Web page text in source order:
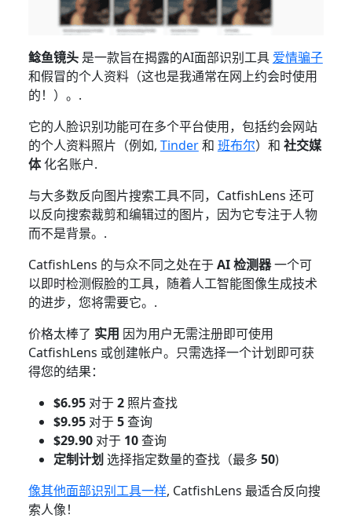
鲶鱼镜头 是一款旨在揭露的AI面部识别工具 爱情骗子
和假冒的个人资料（这也是我通常在网上约会时使用
的！）。.
它的人脸识别功能可在多个平台使用，包括约会网站
的个人资料照片（例如, Tinder和 班布尔）和 社交媒
体化名账户.
与大多数反向图片搜索工具不同，CatfishLens 还可
以反向搜索裁剪和编辑过的图片，因为它专注于人物
而不是背景。.
CatfishLens 的与众不同之处在于AI 检测器一个可
以即时检测假脸的工具，随着人工智能图像生成技术
的进步，您将需要它。.
价格太棒了 实用 因为用户无需注册即可使用
CatfishLens 或创建帐户。只需选择一个计划即可获
得您的结果：
$6.95对于2照片查找
$9.95 对于5查询
$29.90 对于 10查询
定制计划 选择指定数量的查找（最多 50)
像其他面部识别工具一样, CatfishLens 最适合反向搜
索人像！